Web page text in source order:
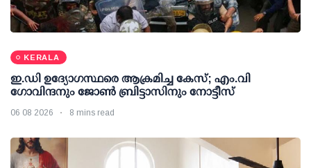
KERALA
ഇ.ഡി ഉദ്യോഗസ്ഥരെ ആക്രമിച്ച കേസ്; എം.വി
ഗോവിന്ദനും ജോണ്‍ ബ്രിട്ടാസിനും നോട്ടീസ്
06 08 2026 8 mins read